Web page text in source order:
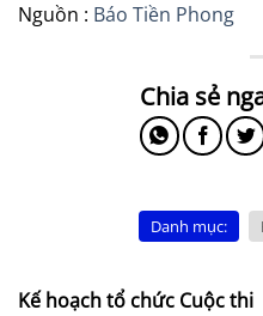
Nguồn : Báo Tiền Phong
Danh mục:
Kế hoạch tổ chức Cuộc thi